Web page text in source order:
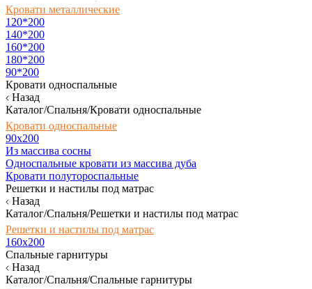
Кровати металлические
120*200
140*200
160*200
180*200
90*200
Кровати односпальные
Назад
Каталог/Спальня/Кровати односпальные
Кровати односпальные
90х200
Из массива сосны
Односпальные кровати из массива дуба
Кровати полутороспальные
Решетки и настилы под матрас
Назад
Каталог/Спальня/Решетки и настилы под матрас
Решетки и настилы под матрас
160х200
Спальные гарнитуры
Назад
Каталог/Спальня/Спальные гарнитуры